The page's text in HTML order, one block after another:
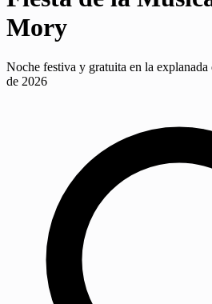
Mory
Noche festiva y gratuita en la
de 2026